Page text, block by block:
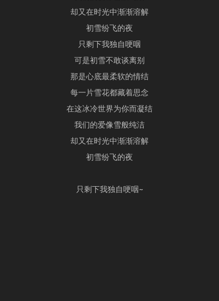
却又在时光中渐渐溶解
初雪纷飞的夜
只剩下我独自哽咽
可是初雪不敢谈离别
那是心底最柔软的情结
每一片雪花都藏着思念
在这冰冷世界为你而凝结
我们的爱像雪般纯洁
却又在时光中渐渐溶解
初雪纷飞的夜
只剩下我独自哽咽~